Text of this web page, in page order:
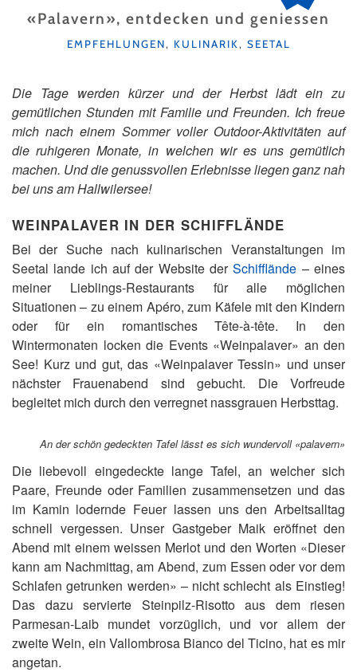
«Palavern», entdecken und geniessen
KATEGORIEN
EMPFEHLUNGEN, KULINARIK, SEETAL
Die Tage werden kürzer und der Herbst lädt ein zu
gemütlichen Stunden mit Familie und Freunden. Ich freue
mich nach einem Sommer voller Outdoor-Aktivitäten auf
die ruhigeren Monate, in welchen wir es uns gemütlich
machen. Und die genussvollen Erlebnisse liegen ganz nah
bei uns am Hallwilersee!
WEINPALAVER IN DER SCHIFFLÄNDE
Bei der Suche nach kulinarischen Veranstaltungen im
Seetal lande ich auf der Website derSchifflände – eines
meiner Lieblings-Restaurants für alle möglichen
Situationen – zu einem Apéro, zum Käfele mit den Kindern
oder für ein romantisches Tête-à-tête. In den
Wintermonaten locken die Events «Weinpalaver» an den
See! Kurz und gut, das «Weinpalaver Tessin» und unser
nächster Frauenabend sind gebucht. Die Vorfreude
begleitet mich durch den verregnet nassgrauen Herbsttag.
An der schön gedeckten Tafel lässt es sich wundervoll «palavern»
Die liebevoll eingedeckte lange Tafel, an welcher sich
Paare, Freunde oder Familien zusammensetzen und das
im Kamin lodernde Feuer lassen uns den Arbeitsalltag
schnell vergessen. Unser Gastgeber Maik eröffnet den
Abend mit einem weissen Merlot und den Worten «Dieser
kann am Nachmittag, am Abend, zum Essen oder vor dem
Schlafen getrunken werden» – nicht schlecht als Einstieg!
Das dazu servierte Steinpilz-Risotto aus dem riesen
Parmesan-Laib mundet vorzüglich, und vor allem der
zweite Wein, ein Vallombrosa Bianco del Ticino, hat es mir
angetan.